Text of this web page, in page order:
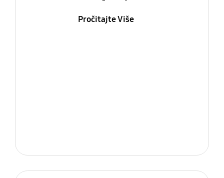
Pročitajte Više